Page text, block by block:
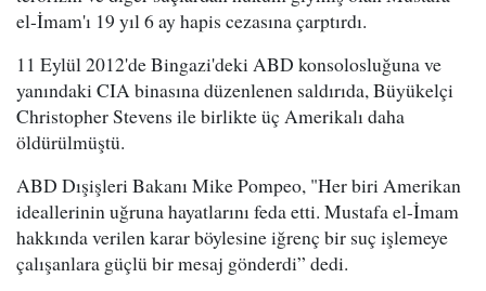
el-İmam'ı 19 yıl 6 ay hapis cezasına çarptırdı.
11 Eylül 2012'de Bingazi'deki ABD konsolosluğuna ve
yanındaki CIA binasına düzenlenen saldırıda, Büyükelçi
Christopher Stevens ile birlikte üç Amerikalı daha
öldürülmüştü.
ABD Dışişleri Bakanı Mike Pompeo, "Her biri Amerikan
ideallerinin uğruna hayatlarını feda etti. Mustafa el-İmam
hakkında verilen karar böylesine iğrenç bir suç işlemeye
çalışanlara güçlü bir mesaj gönderdi” dedi.